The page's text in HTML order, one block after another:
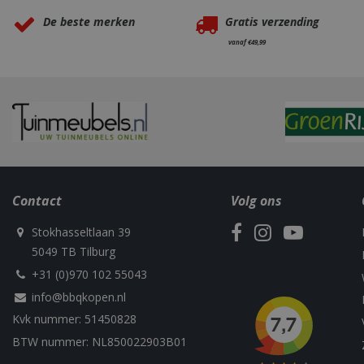
De beste merken Gratis verzending
vanaf €49,99
Contact
Stokhasseltlaan 39
5049 TB Tilburg
+31 (0)970 102 55043
info@bbqkopen.nl
Kvk nummer: 51450828
BTW nummer: NL850022903B01
Volg ons
Naam
Test
_gat_UA-
75292639-1
_ga_M5FLK9N03R
_clck
c885-4f83-9ea7-
e52aaa62aa9f
__Secure-
ROLLOUT_TOKEN
Naam
__Host-